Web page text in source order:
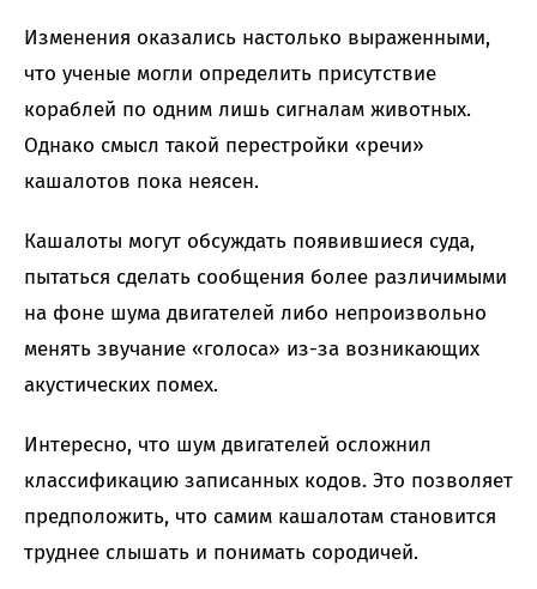
Изменения оказались настолько выраженными,
что ученые могли определить присутствие
кораблей по одним лишь сигналам животных.
Однако смысл такой перестройки «речи»
кашалотов пока неясен.
Кашалоты могут обсуждать появившиеся суда,
пытаться сделать сообщения более различимыми
на фоне шума двигателей либо непроизвольно
менять звучание «голоса» из-за возникающих
акустических помех.
Интересно, что шум двигателей осложнил
классификацию записанных кодов. Это позволяет
предположить, что самим кашалотам становится
труднее слышать и понимать сородичей.